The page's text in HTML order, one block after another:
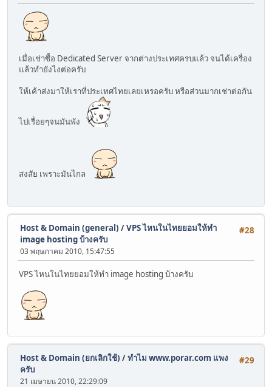
เมื่อเช่าซื้อ Dedicated Server จากต่างประเทศครบแล้ว จนได้เครื่อง
แล้วทำยังไงต่อครับ
ให้เค้าส่งมาให้เราที่ประเทศไทยเลยเหรอครับ หรือส่วนมากเช่าต่อกัน
ไปเรื่อยๆจนมันพัง
สงสัย เพราะมันไกล
#28
Host & Domain (general) /VPS ไหนในไทยยอมให้ทำ
image hosting บ้างครับ
03 พฤษภาคม 2010, 15:47:55
VPS ไหนในไทยยอมให้ทำ image hosting บ้างครับ
#29
Host & Domain (ยกเลิกใช้) /ทำไม www.porar.com แพง
ครับ
21 เมษายน 2010, 22:29:09